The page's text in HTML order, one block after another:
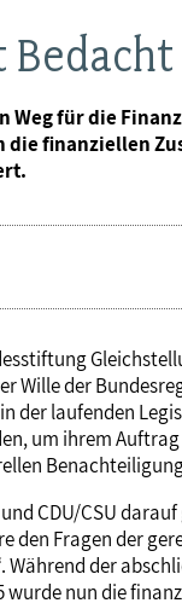
Weg für die
finanziellen
Wille der
der laufenden
um ihrem
CDU/CSU
den Fragen der
der
nun die